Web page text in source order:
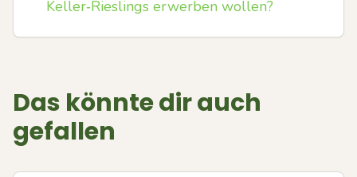
Keller‑Rieslings erwerben wollen?
Das könnte dir auch
gefallen